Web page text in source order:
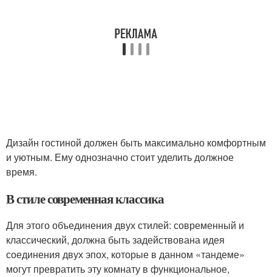
Дизайн гостиной должен быть максимально комфортным
и уютным. Ему однозначно стоит уделить должное
время.
В стиле современная классика
Для этого объединения двух стилей: современный и
классический, должна быть задействована идея
соединения двух эпох, которые в данном «тандеме»
могут превратить эту комнату в функциональное,